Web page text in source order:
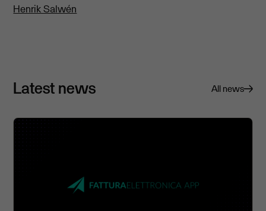
Henrik Salwén
Latest news All news